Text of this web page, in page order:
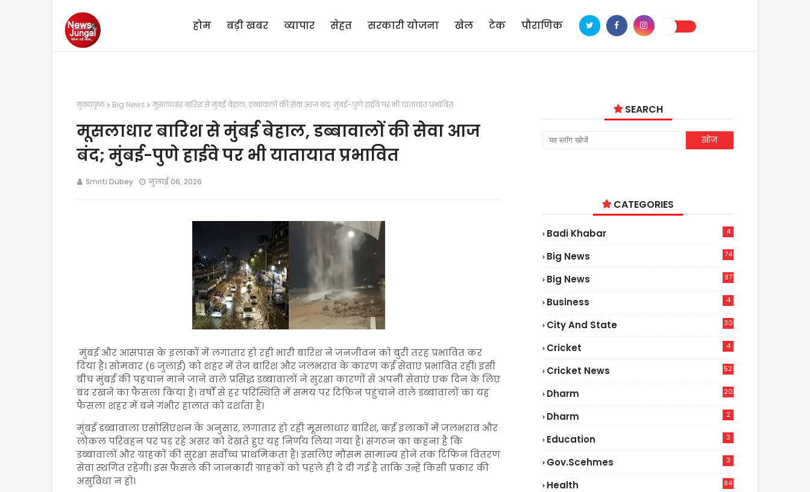
होम बड़ी खबर व्यापार सेहत सरकारी योजना खेल टेक पौराणिक
मुख्यपृष्ठ Big News मूसलाधार बारिश से मुंबई बेहाल, डब्बावालों की सेवा आज बंद; मुंबई-पुणे हाईवे पर भी यातायात प्रभावित
मूसलाधार बारिश से मुंबई बेहाल, डब्बावालों की सेवा आज
बंद; मुंबई-पुणे हाईवे पर भी यातायात प्रभावित
Smriti Dubey जुलाई 06, 2026
मुंबई और आसपास के इलाकों में लगातार हो रही भारी बारिश ने जनजीवन को बुरी तरह प्रभावित कर
दिया है। सोमवार (6 जुलाई) को शहर में तेज बारिश और जलभराव के कारण कई सेवाएं प्रभावित रहीं। इसी
बीच मुंबई की पहचान माने जाने वाले प्रसिद्ध डब्बावालों ने सुरक्षा कारणों से अपनी सेवाएं एक दिन के लिए
बंद रखने का फैसला किया है। वर्षों से हर परिस्थिति में समय पर टिफिन पहुंचाने वाले डब्बावालों का यह
फैसला शहर में बने गंभीर हालात को दर्शाता है।
मुंबई डब्बावाला एसोसिएशन के अनुसार, लगातार हो रही मूसलाधार बारिश, कई इलाकों में जलभराव और
लोकल परिवहन पर पड़ रहे असर को देखते हुए यह निर्णय लिया गया है। संगठन का कहना है कि
डब्बावालों और ग्राहकों की सुरक्षा सर्वोच्च प्राथमिकता है। इसलिए मौसम सामान्य होने तक टिफिन वितरण
सेवा स्थगित रहेगी। इस फैसले की जानकारी ग्राहकों को पहले ही दे दी गई है ताकि उन्हें किसी प्रकार की
असुविधा न हो।
SEARCH
CATEGORIES
Badi Khabar 4
Big News
74
Big News
87
Business 4
City And State 30
Cricket 4
Cricket News
52
Dharm 20
Dharm 2
Education 3
Gov.scehmes 3
Health
84